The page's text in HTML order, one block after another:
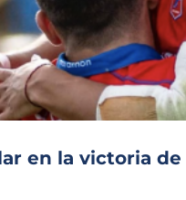
en la victoria